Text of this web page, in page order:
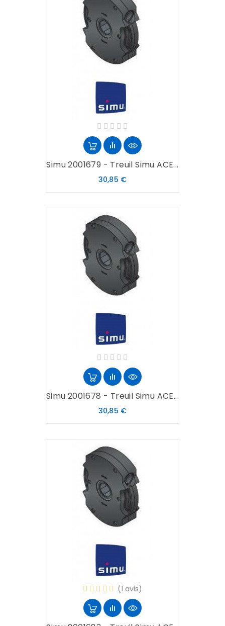
Simu 2001679 - Treuil Simu ACE...
30,85 €Prix
Simu 2001678 - Treuil Simu ACE...
30,85 €Prix
(1 avis)